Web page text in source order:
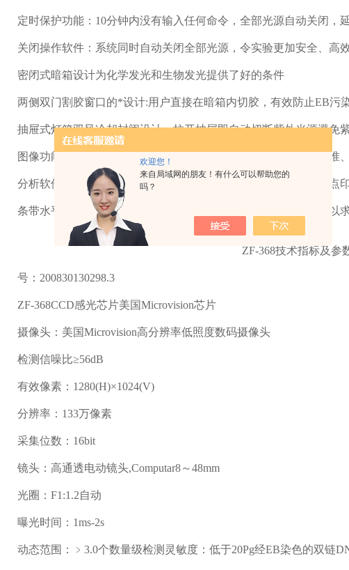
欢迎您！
来自局域网的朋友！有什么可以帮助您的
吗？
生命科学的得力助手：全自动分光光度计在DNA/蛋白质定量中的深度应用
定时保护功能：10分钟内没有输入任何命令，全部光源自动关闭，
关闭操作软件：系统同时自动关闭全部光源，令实验更加安全、高
密闭式暗箱设计为化学发光和生物发光提供了好的条件
两侧双门割胶窗口的*设计:用户直接在暗箱内切胶，有效防止EB污
抽屉式灯箱双风冷却封闭设计：拉开抽屉即自动切断紫外光源避免
图像功能：调整图像大小、亮度、灰度、对比度、角度，条带校准
分析软件和图像获取软件一体化：图像拍摄、分析电泳凝胶、斑点
条带水平度和垂直度可调：可手动调节条带的水平度和垂直度，以
ZF-368技术指标及参
号：200830130298.3
ZF-368CCD感光芯片美国Microvision芯片
摄像头：美国Microvision高分辨率低照度数码摄像头
检测信噪比≥56dB
有效像素：1280(H)×1024(V)
分辨率：133万像素
采集位数：16bit
镜头：高通透电动镜头,Computar8～48mm
光圈：F1:1.2自动
曝光时间：1ms-2s
动态范围：﹥3.0个数量级检测灵敏度：低于20Pg经EB染色的双链